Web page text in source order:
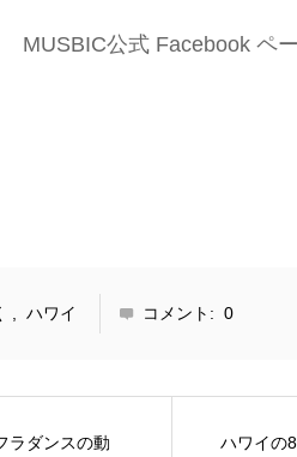
MUSBIC公式 Facebook ペ
ハワイ コメント: 0
ラダンスの動
ハワイの